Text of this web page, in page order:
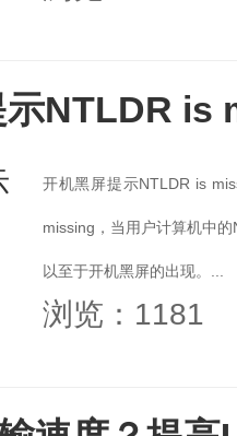
示NTLDR is
开机黑屏提示NTLDR is
missing，当用户计算机中
以至于开机黑屏的出现。...
浏览：1181